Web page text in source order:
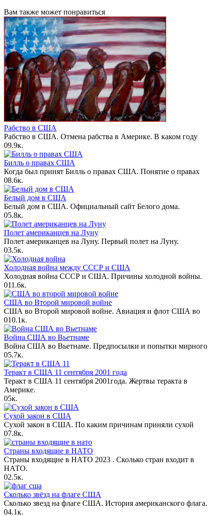
Вам также может понравиться
Рабство в США
Рабство в США. Отмена рабства в Америке. В каком году
09.9к.
Билль о правах США
Когда был принят Билль о правах США. Понятие о правах
08.6к.
Белый дом в США
Белый дом в США. Официальный сайт Белого дома.
05.8к.
Полет американцев на Луну
Полет американцев на Луну. Первый полет на Луну.
03.5к.
Холодная война между СССР и США
Холодная война СССР и США. Причины холодной войны.
011.6к.
США во Второй мировой войне
США во Второй мировой войне. Авиация и флот США во
010.1к.
Война США во Вьетнаме
Война США во Вьетнаме. Предпосылки и попытки мирного
05.7к.
Теракт в США 11 сентября 2001 года
Теракт в США 11 сентября 2001года. Жертвы теракта в
Америке.
05к.
Сухой закон в США
Сухой закон в США. По каким причинам приняли сухой
07.8к.
Страны входящие в НАТО
Страны входящие в НАТО 2023 . Сколько стран входит в
НАТО.
02.5к.
Сколько звёзд на флаге США
Сколько звезд на флаге США. История американского флага.
04.1к.